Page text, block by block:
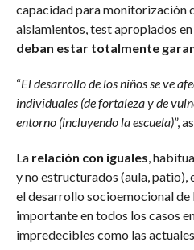
capacidad para monitorización
aislamientos, test apropiados
deban estar totalmente
“El desarrollo de los niños se ve
individuales (de fortaleza y de
entorno (incluyendo la escuela)”,
Larelación con iguales ,
y no estructurados (aula,
el desarrollo socioemocional de
importante en todos los casos
impredecibles como las